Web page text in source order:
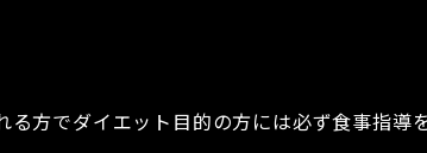
方でダイエット目的の方には必ず食事指導